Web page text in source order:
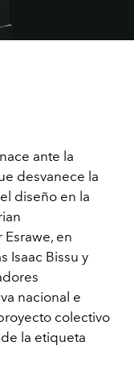
ante la
desvanece la
diseño en la
en
Isaac Bissu y
nacional e
colectivo
la etiqueta